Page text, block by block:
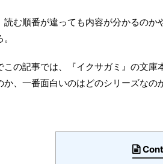
読む順番が違っても内容が分かるの
この記事では、『イクサガミ』の文
か、一番面白いのはどのシリーズなの